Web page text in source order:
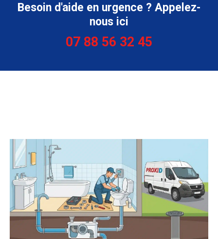
Besoin d'aide en urgence ? Appelez-
nous ici
07 88 56 32 45